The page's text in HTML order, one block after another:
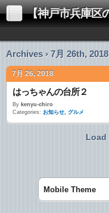
【神戸市兵庫区の整体】口
Archives › 7月 26th, 2018
7月 26, 2018
はっちゃんの台所２
By kenyu-chiro
Categories: お知らせ, グルメ
Load
Mobile Theme